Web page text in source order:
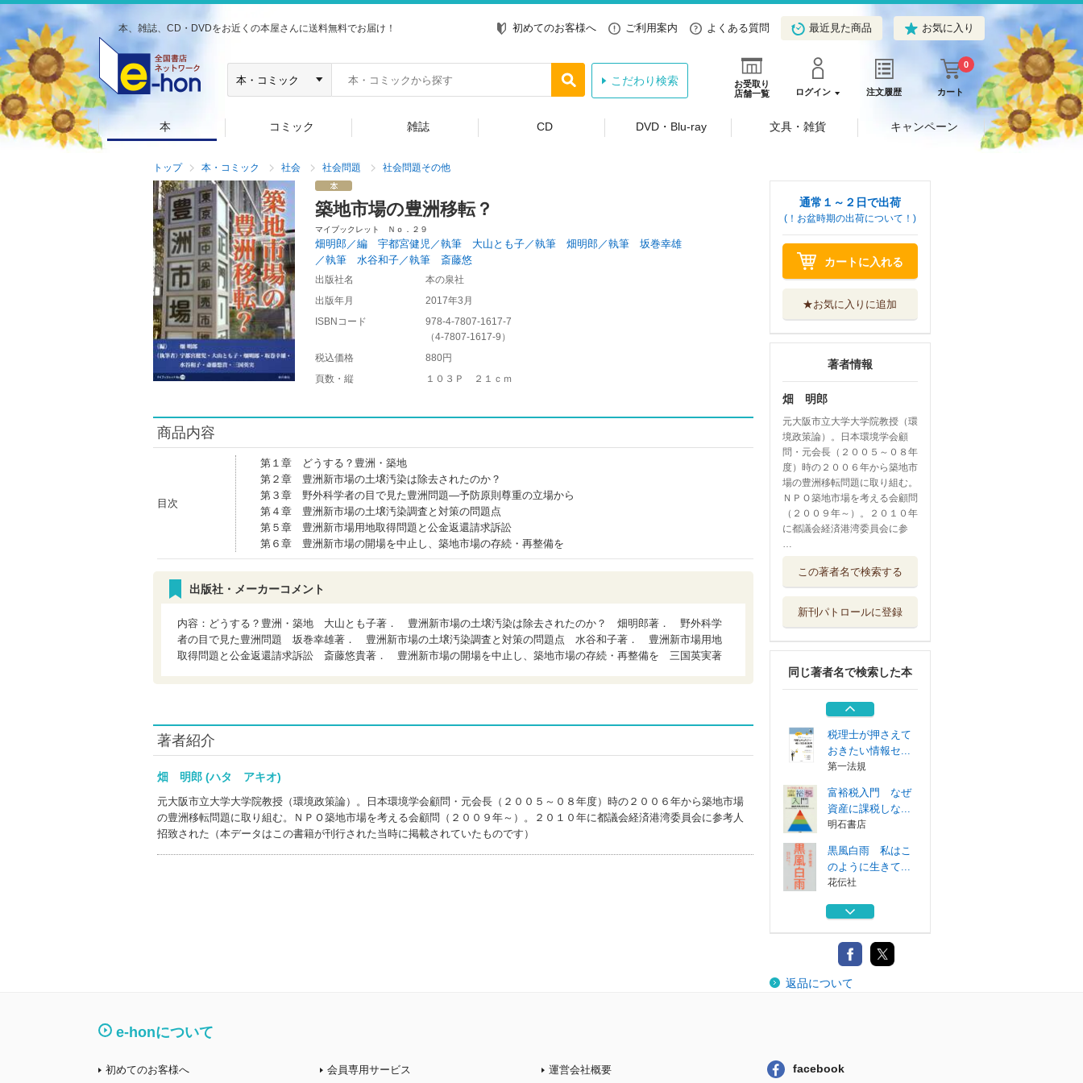
本、雑誌、CD・DVDをお近くの本屋さんに送料無料でお届け！ 初めてのお客様へ ご利用案内 よくある質問 最近見た商品 お気に入り
お受取り
店舗一覧
ログイン 注文履歴 カート
0
こだわり検索
本 コミック 雑誌 CD DVD・Blu-ray 文具・雑貨 キャンペーン
トップ 本・コミック 社会 社会問題 社会問題その他
築地市場の豊洲移転？
マイブックレット Ｎｏ．２９
畑明郎／編 宇都宮健児／執筆 大山とも子／執筆 畑明郎／執筆 坂巻幸雄
／執筆 水谷和子／執筆 斎藤悠
出版社名
本の泉社
出版年月
2017年3月
ISBNコード
978-4-7807-1617-7
（4-7807-1617-9 ）
税込価格
880円
頁数・縦
１０３Ｐ ２１ｃｍ
商品内容
目次
第１章 どうする？豊洲・築地
第２章 豊洲新市場の土壌汚染は除去されたのか？
第３章 野外科学者の目で見た豊洲問題―予防原則尊重の立場から
第４章 豊洲新市場の土壌汚染調査と対策の問題点
第５章 豊洲新市場用地取得問題と公金返還請求訴訟
第６章 豊洲新市場の開場を中止し、築地市場の存続・再整備を
出版社・メーカーコメント
内容：どうする？豊洲・築地 大山とも子著． 豊洲新市場の土壌汚染は除去されたのか？ 畑明郎著． 野外科学
者の目で見た豊洲問題 坂巻幸雄著． 豊洲新市場の土壌汚染調査と対策の問題点 水谷和子著． 豊洲新市場用地
取得問題と公金返還請求訴訟 斎藤悠貴著． 豊洲新市場の開場を中止し、築地市場の存続・再整備を 三国英実著
著者紹介
畑 明郎 (ハタ アキオ)
元大阪市立大学大学院教授（環境政策論）。日本環境学会顧問・元会長（２００５～０８年度）時の２００６年から築地市場
の豊洲移転問題に取り組む。ＮＰＯ築地市場を考える会顧問（２００９年～）。２０１０年に都議会経済港湾委員会に参考人
招致された（本データはこの書籍が刊行された当時に掲載されていたものです）
通常１～２日で出荷
(！お盆時期の出荷について！)
カートに入れる
★お気に入りに追加
著者情報
畑 明郎
元大阪市立大学大学院教授（環
境政策論）。日本環境学会顧
問・元会長（２００５～０８年
度）時の２００６年から築地市
場の豊洲移転問題に取り組む。
ＮＰＯ築地市場を考える会顧問
（２００９年～）。２０１０年
に都議会経済港湾委員会に参
…
この著者名で検索する
新刊パトロールに登録
同じ著者名で検索した本
のように生きて...
イタイイタイ病学
能登印刷出版部
権利に基づく闘い
緑風出版
税理士が押さえて
おきたい情報セ...
第一法規
富裕税入門 なぜ
資産に課税しな...
明石書店
黒風白雨 私はこ
のように生きて...
花伝社
イタイイタイ病学
能登印刷出版部
権利に基づく闘い
緑風出版
返品について
e-honについて
初めてのお客様へ 会員専用サービス 運営会社概要 facebook